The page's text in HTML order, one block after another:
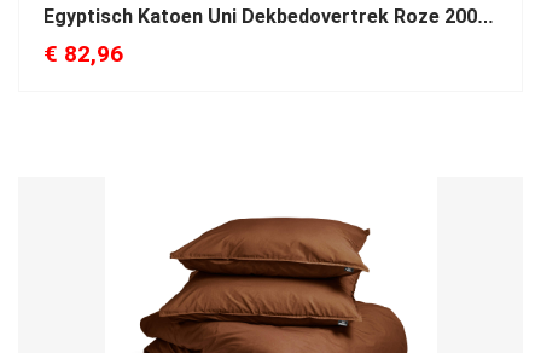
Egyptisch Katoen Uni Dekbedovertrek Roze 200 x 200/260
€ 82,96